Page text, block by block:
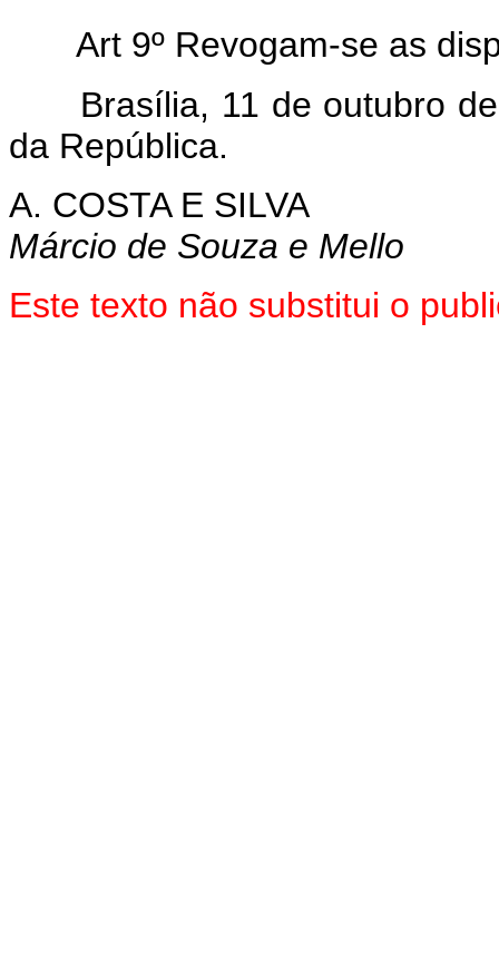
Art 9º Revogam-se as
Brasília, 11 de outubro de
da República.
A. COSTA E SILVA
Márcio de Souza e Mello
Este texto não substitui o